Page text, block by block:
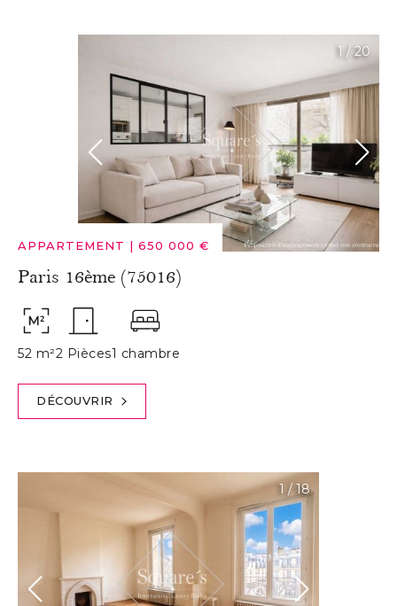
1 /20
APPARTEMENT | 650 000 €
Paris 16ème (75016)
52 m²2 Pièces1 chambre
DÉCOUVRIR
1 /18